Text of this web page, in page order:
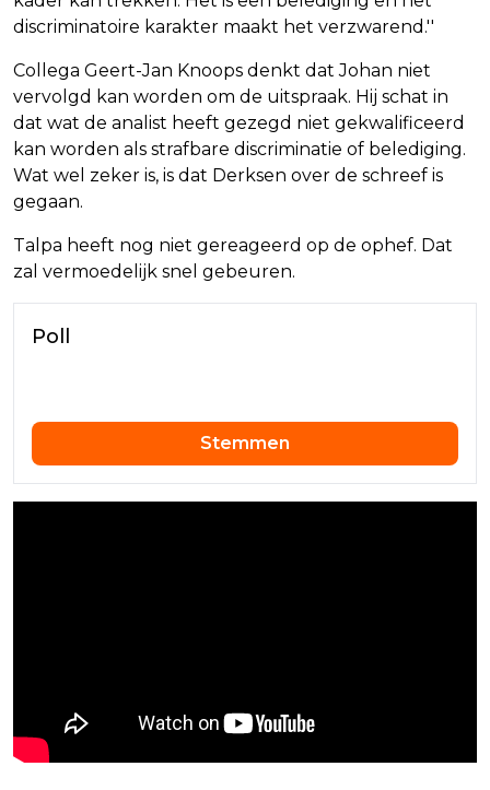
discriminatoire karakter maakt het verzwarend.''
Collega Geert-Jan Knoops denkt dat Johan niet
vervolgd kan worden om de uitspraak. Hij schat in
dat wat de analist heeft gezegd niet gekwalificeerd
kan worden als strafbare discriminatie of belediging.
Wat wel zeker is, is dat Derksen over de schreef is
gegaan.
Talpa heeft nog niet gereageerd op de ophef. Dat
zal vermoedelijk snel gebeuren.
Poll
Stemmen